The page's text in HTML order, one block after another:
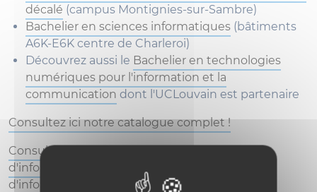
décalé (campus Montignies-sur-Sambre)
Bachelier en sciences informatiques (bâtiments
A6K-E6K centre de Charleroi)
Découvrez aussi le Bachelier en technologies
numériques pour l'information et la
communication dont l'UCLouvain est partenaire
Consultez ici notre catalogue complet !
Consultez nos prochains rendez-vous
d'information (portes ouvertes, soirées
d'information,...)